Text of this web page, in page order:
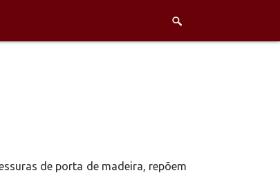
de porta de madeira, repõem